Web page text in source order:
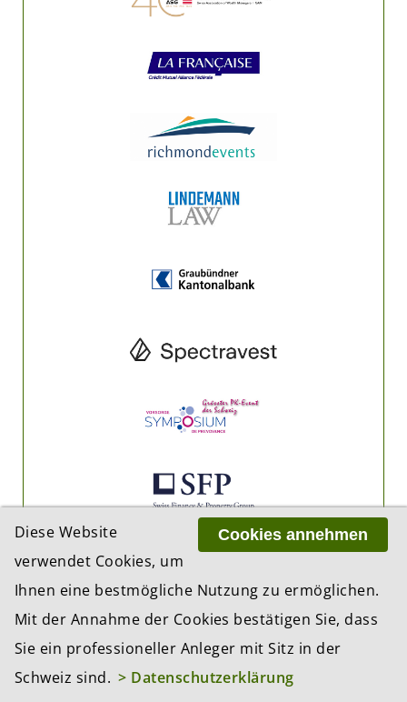
Cookies annehmen
Diese Website
verwendet Cookies, um
Ihnen eine bestmögliche Nutzung zu ermöglichen.
Mit der Annahme der Cookies bestätigen Sie, dass
Sie ein professioneller Anleger mit Sitz in der
Schweiz sind. > Datenschutzerklärung